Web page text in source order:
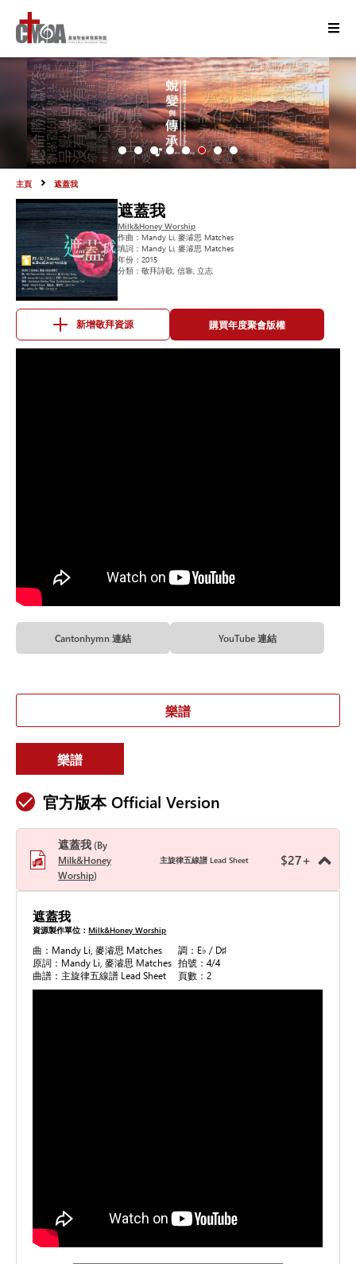
主頁 遮蓋我
遮蓋我
Milk&Honey Worship
作曲： Mandy Li, 麥濬思 Matches
填詞： Mandy Li, 麥濬思 Matches
年份： 2015
分類： 敬拜詩歌, 信靠, 立志
新增敬拜資源 購買年度聚會版權
Cantonhymn 連結 YouTube 連結
樂譜
樂譜
官方版本 Official Version
遮蓋我 By
Milk&Honey
Worship
主旋律五線譜 Lead Sheet $27+
遮蓋我
資源製作單位：Milk&Honey Worship
曲：Mandy Li, 麥濬思 Matches
原詞：Mandy Li, 麥濬思 Matches
曲譜：主旋律五線譜 Lead Sheet
調：E♭ / D♯
拍號：4/4
頁數：2